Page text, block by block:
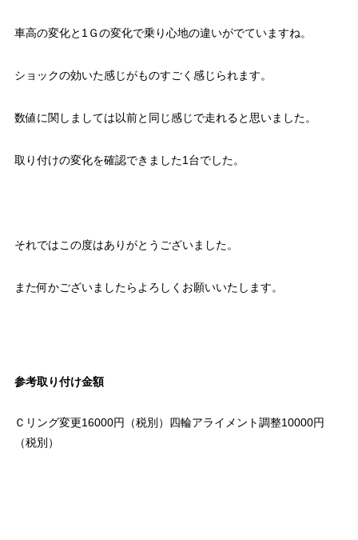
車高の変化と1Ｇの変化で乗り心地の違いがでていますね。
ショックの効いた感じがものすごく感じられます。
数値に関しましては以前と同じ感じで走れると思いました。
取り付けの変化を確認できました1台でした。
それではこの度はありがとうございました。
また何かございましたらよろしくお願いいたします。
参考取り付け金額
Ｃリング変更16000円（税別）四輪アライメント調整10000円
（税別）